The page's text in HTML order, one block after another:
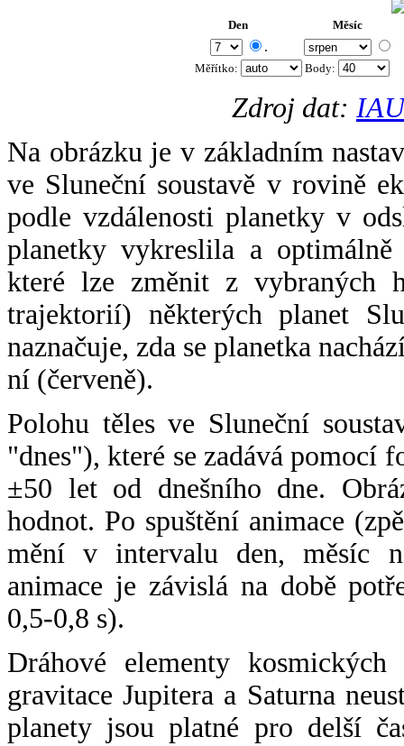
Den Měsíc
.
Měřítko: Body:
Zdroj dat:
Na obrázku je v základním
ve Sluneční soustavě v rovině
podle vzdálenosti planetky v
planetky vykreslila a
které lze změnit z vybraných
trajektorií) některých planet
naznačuje, zda se planetka
ní (červeně).
Polohu těles ve Sluneční
"dnes"), které se zadává pomocí
±50 let od dnešního dne.
hodnot. Po spuštění animace
mění v intervalu den, měsíc
animace je závislá na době
0,5-0,8 s).
Dráhové elementy
gravitace Jupitera a Saturna
planety jsou platné pro delší